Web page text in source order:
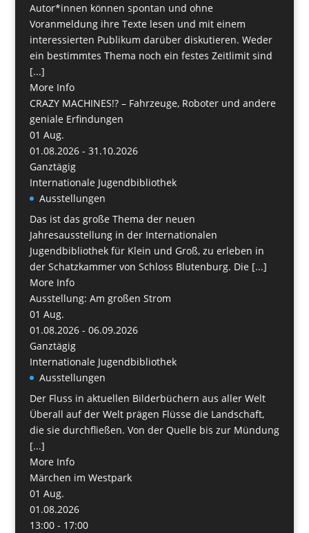
Autor*innen können spontan und ohne
Voranmeldung ihre Texte lesen und mit einem
interessierten Publikum darüber diskutieren. Weder
ein bestimmtes Thema noch ein festes Zeitlimit sind
[...]
More Info
CRAZY MACHINES!? – Fahrzeuge, Roboter und andere
geniale Erfindungen
01 Aug.
01.08.2026 - 31.10.2026
Ganztägig
Internationale Jugendbibliothek
Ausstellungen
Das ist das große Thema der neuen
Jahresausstellung in der Internationalen
Jugendbibliothek für Klein und Groß, zu erleben in
der Schatzkammer von Schloss Blutenburg. Die [...]
More Info
Ausstellung: Am großen Strom
01 Aug.
01.08.2026 - 06.09.2026
Ganztägig
Internationale Jugendbibliothek
Ausstellungen
Der Fluss in aktuellen Bilderbüchern aus aller Welt
Überall auf der Welt prägen Flüsse die Landschaft,
die sie durchfließen. Von der Quelle bis zur Mündung
[...]
More Info
Märchen im Westpark
01 Aug.
01.08.2026
13:00 - 17:00